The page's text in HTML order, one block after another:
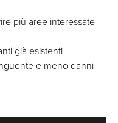
più aree interessate
già esistenti
e meno danni